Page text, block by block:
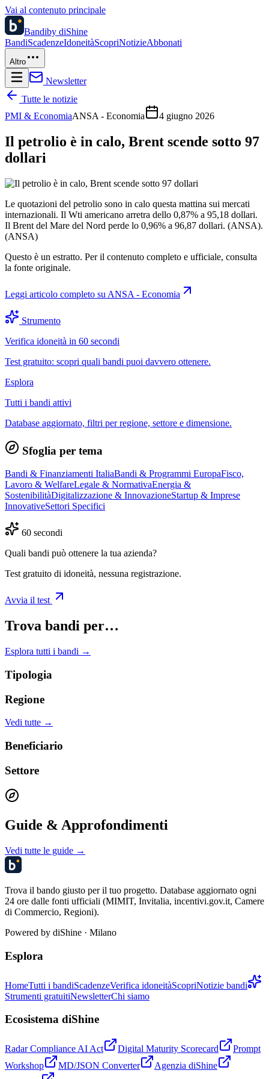
Vai al contenuto principale
Bandiby diShine
BandiScadenzeIdoneitàScopriNotizieAbbonati
Altro
Newsletter
Tutte le notizie
PMI & EconomiaANSA - Economia 4 giugno 2026
Il petrolio è in calo, Brent scende sotto 97
dollari
Le quotazioni del petrolio sono in calo questa mattina sui mercati
internazionali. Il Wti americano arretra dello 0,87% a 95,18 dollari.
Il Brent del Mare del Nord perde lo 0,96% a 96,87 dollari. (ANSA).
(ANSA)
Questo è un estratto. Per il contenuto completo e ufficiale, consulta
la fonte originale.
Leggi articolo completo su ANSA - Economia
Strumento
Verifica idoneità in 60 secondi
Test gratuito: scopri quali bandi puoi davvero ottenere.
Esplora
Tutti i bandi attivi
Database aggiornato, filtri per regione, settore e dimensione.
Sfoglia per tema
Bandi & Finanziamenti ItaliaBandi & Programmi EuropaFisco,
Lavoro & WelfareLegale & NormativaEnergia &
SostenibilitàDigitalizzazione & InnovazioneStartup & Imprese
InnovativeSettori Specifici
60 secondi
Quali bandi può ottenere la tua azienda?
Test gratuito di idoneità, nessuna registrazione.
Avvia il test
Trova bandi per…
Esplora tutti i bandi →
Tipologia
Regione
Vedi tutte →
Beneficiario
Settore
Guide & Approfondimenti
Vedi tutte le guide →
Trova il bando giusto per il tuo progetto. Database aggiornato ogni
24 ore dalle fonti ufficiali (MIMIT, Invitalia, incentivi.gov.it, Camere
di Commercio, Regioni).
Powered by diShine · Milano
Esplora
HomeTutti i bandiScadenzeVerifica idoneitàScopriNotizie bandi
Strumenti gratuitiNewsletterChi siamo
Ecosistema diShine
Radar Compliance AI Act Digital Maturity Scorecard
Prompt
Workshop
MD/JSON Converter
Agenzia diShine